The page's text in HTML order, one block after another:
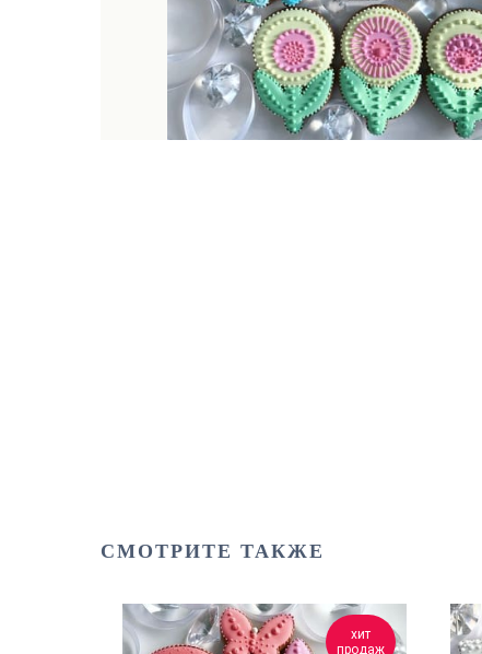
СМОТРИТЕ ТАКЖЕ
хит
продаж